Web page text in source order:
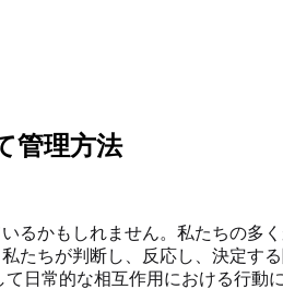
管理方法
るかもしれません。私たちの
たちが判断し、反応し、決定
日常的な相互作用における行